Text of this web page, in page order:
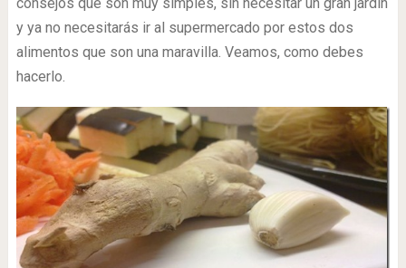
y ya no necesitarás ir al supermercado por estos dos
alimentos que son una maravilla. Veamos, como debes
hacerlo.